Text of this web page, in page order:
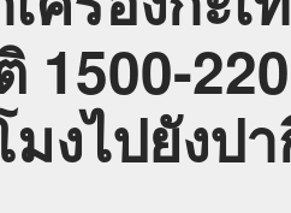
1500-
งไปยังป